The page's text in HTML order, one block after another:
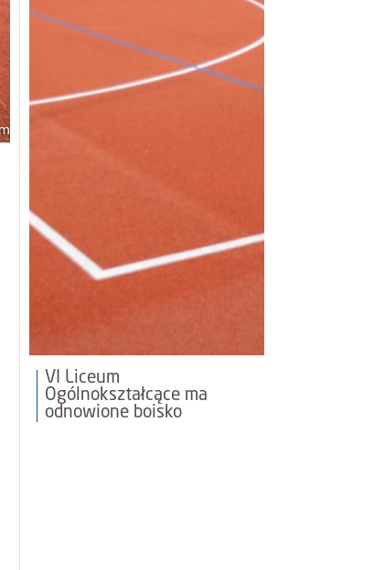
VI Liceum
Ogólnokształcące ma
odnowione boisko